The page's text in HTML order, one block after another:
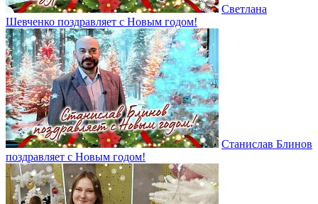
Светлана
Шевченко поздравляет с Новым годом!
Станислав Блинов
поздравляет с Новым годом!